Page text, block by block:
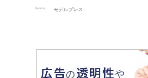
モデルプレス